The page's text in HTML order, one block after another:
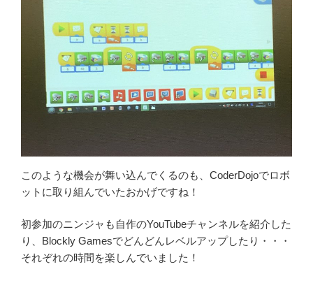
このような機会が舞い込んでくるのも、CoderDojoでロボ
ットに取り組んでいたおかげですね！
初参加のニンジャも自作のYouTubeチャンネルを紹介した
り、Blockly Gamesでどんどんレベルアップしたり・・・
それぞれの時間を楽しんでいました！